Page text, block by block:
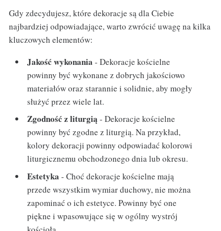
Gdy zdecydujesz, które dekoracje są dla Ciebie
najbardziej odpowiadające, warto zwrócić uwagę na kilka
kluczowych elementów:
Jakość wykonania - Dekoracje kościelne
powinny być wykonane z dobrych jakościowo
materiałów oraz starannie i solidnie, aby mogły
służyć przez wiele lat.
Zgodność z liturgią - Dekoracje kościelne
powinny być zgodne z liturgią. Na przykład,
kolory dekoracji powinny odpowiadać kolorowi
liturgicznemu obchodzonego dnia lub okresu.
Estetyka - Choć dekoracje kościelne mają
przede wszystkim wymiar duchowy, nie można
zapominać o ich estetyce. Powinny być one
piękne i wpasowujące się w ogólny wystrój